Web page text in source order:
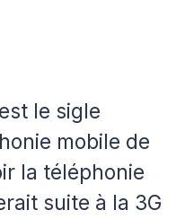
le sigle
mobile de
la téléphonie
suite à la 3G